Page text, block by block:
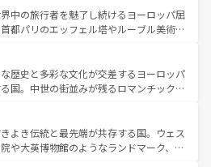
リア情報はコンテンツ一覧 を参照してほ
美味しいタパスが生活の一部となってい
ドの洗練された雰囲気や、バルセロナの
かなビーチリゾートまで多彩な表情を見
て風土や気候が異なるスペインはその個
性で訪れる人を魅了する。 なお、新着のスペイン情報はコ
中の旅行者を魅了し続けるヨーロッパ屈
都パリのエッフェル塔やルーブル美術館
詰まっている。華麗な宮殿、歴史的な大
チ、そして豊かな自然が、訪れる者を心
た、フランスは美食の国としても知ら
の発祥地であるランス、プロヴァンスの
ー畑など、多彩な楽しみ方が可能だ。さ
地域にも魅力が溢れており、どの街角に
歴史と多彩な文化が交差するヨーロッパ
国。中世の街並みが残るロマンチック街
、どこを歩いても飽きることがない。ベ
気、バイエルン州のアルプスの絶景、そ
のワイン畑といった風景は必見。ビール
よき伝統と最先端が共存する国。ウェス
や大英博物館のようなランドマーク、歴